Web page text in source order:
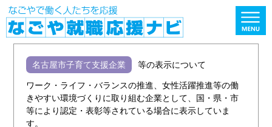
名古屋市子育て支援企業 等の表示について
ワーク・ライフ・バランスの推進、女性活躍推進等の働
きやすい環境づくりに取り組む企業として、国・県・市
等により認定・表彰等されている場合に表示していま
す。